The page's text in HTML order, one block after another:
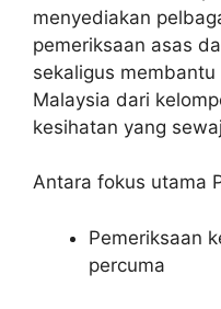
menyediakan
pemeriksaan asas
sekaligus
Malaysia dari
kesihatan yang
Antara fokus utama
Pemeriksaan
percuma